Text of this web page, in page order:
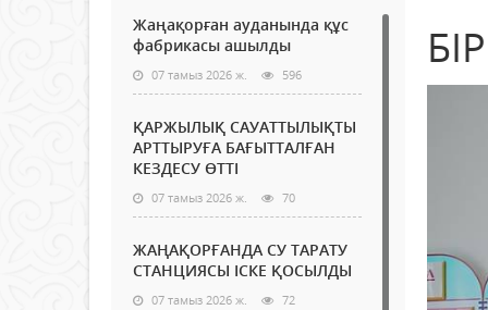
Жаңақорған ауданында құс
фабрикасы ашылды
07 тамыз 2026 ж. 596
ҚАРЖЫЛЫҚ САУАТТЫЛЫҚТЫ
АРТТЫРУҒА БАҒЫТТАЛҒАН
КЕЗДЕСУ ӨТТІ
07 тамыз 2026 ж. 70
ЖАҢАҚОРҒАНДА СУ ТАРАТУ
СТАНЦИЯСЫ ІСКЕ ҚОСЫЛДЫ
07 тамыз 2026 ж. 72